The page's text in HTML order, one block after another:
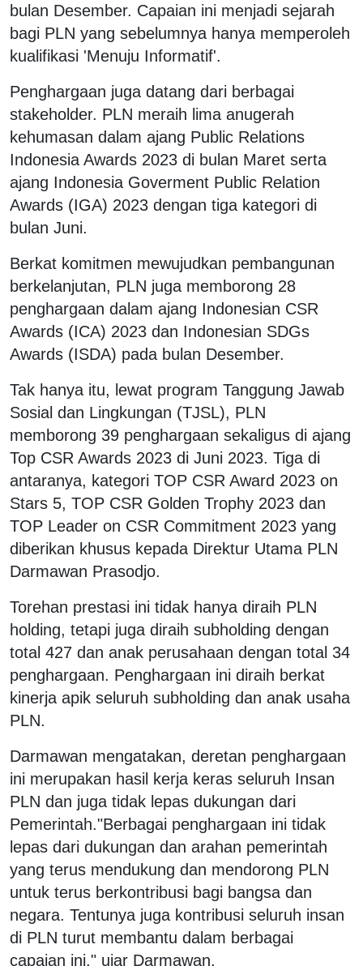
bulan Desember. Capaian ini menjadi sejarah
bagi PLN yang sebelumnya hanya memperoleh
kualifikasi 'Menuju Informatif'.
Penghargaan juga datang dari berbagai
stakeholder. PLN meraih lima anugerah
kehumasan dalam ajang Public Relations
Indonesia Awards 2023 di bulan Maret serta
ajang Indonesia Goverment Public Relation
Awards (IGA) 2023 dengan tiga kategori di
bulan Juni.
Berkat komitmen mewujudkan pembangunan
berkelanjutan, PLN juga memborong 28
penghargaan dalam ajang Indonesian CSR
Awards (ICA) 2023 dan Indonesian SDGs
Awards (ISDA) pada bulan Desember.
Tak hanya itu, lewat program Tanggung Jawab
Sosial dan Lingkungan (TJSL), PLN
memborong 39 penghargaan sekaligus di ajang
Top CSR Awards 2023 di Juni 2023. Tiga di
antaranya, kategori TOP CSR Award 2023 on
Stars 5, TOP CSR Golden Trophy 2023 dan
TOP Leader on CSR Commitment 2023 yang
diberikan khusus kepada Direktur Utama PLN
Darmawan Prasodjo.
Torehan prestasi ini tidak hanya diraih PLN
holding, tetapi juga diraih subholding dengan
total 427 dan anak perusahaan dengan total 34
penghargaan. Penghargaan ini diraih berkat
kinerja apik seluruh subholding dan anak usaha
PLN.
Darmawan mengatakan, deretan penghargaan
ini merupakan hasil kerja keras seluruh Insan
PLN dan juga tidak lepas dukungan dari
Pemerintah."Berbagai penghargaan ini tidak
lepas dari dukungan dan arahan pemerintah
yang terus mendukung dan mendorong PLN
untuk terus berkontribusi bagi bangsa dan
negara. Tentunya juga kontribusi seluruh insan
di PLN turut membantu dalam berbagai
capaian ini," ujar Darmawan.